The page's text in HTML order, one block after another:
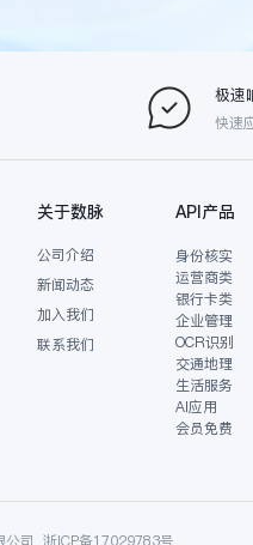
极速
快速
关于数脉
公司介绍
新闻动态
加入我们
联系我们
API产品
身份核实
运营商类
银行卡类
企业管理
OCR识别
交通地理
生活服务
AI应用
会员免费
司 浙ICP备17029783号